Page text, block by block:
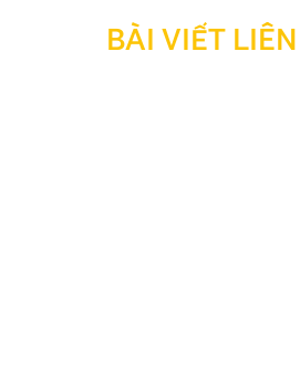
BÀI VIẾT